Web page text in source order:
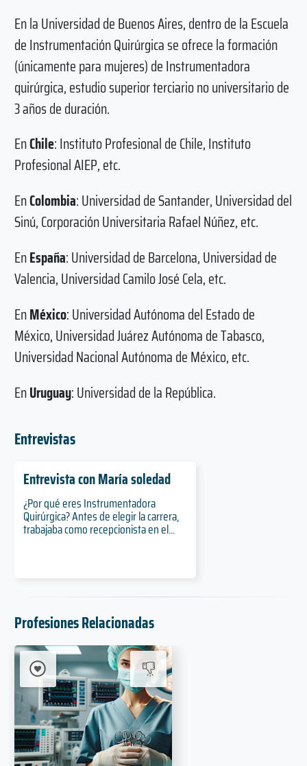
En la Universidad de Buenos Aires, dentro de la Escuela
de Instrumentación Quirúrgica se ofrece la formación
(únicamente para mujeres) de Instrumentadora
quirúrgica, estudio superior terciario no universitario de
3 años de duración.
EnChile: Instituto Profesional de Chile, Instituto
Profesional AIEP, etc.
EnColombia: Universidad de Santander, Universidad del
Sinú, Corporación Universitaria Rafael Núñez, etc.
EnEspaña: Universidad de Barcelona, Universidad de
Valencia, Universidad Camilo José Cela, etc.
EnMéxico: Universidad Autónoma del Estado de
México, Universidad Juárez Autónoma de Tabasco,
Universidad Nacional Autónoma de México, etc.
EnUruguay: Universidad de la República.
Entrevistas
Entrevista con María soledad
¿Por qué eres Instrumentadora
Quirúrgica? Antes de elegir la carrera,
trabajaba como recepcionista en el...
Profesiones Relacionadas